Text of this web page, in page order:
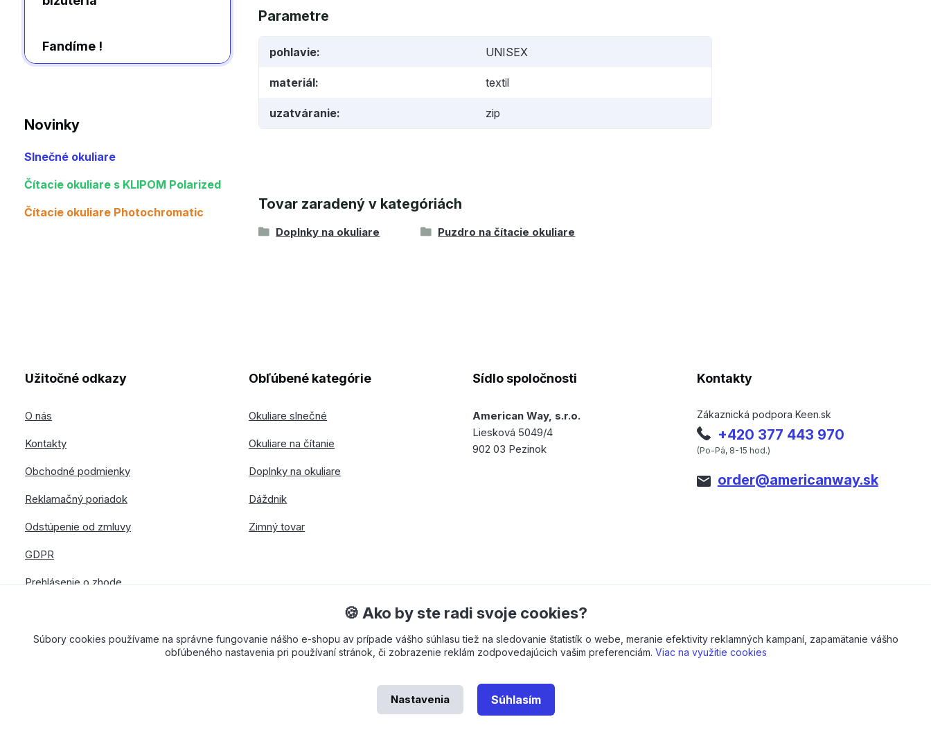
Fandíme !
Novinky
Slnečné okuliare
Čítacie okuliare s KLIPOM Polarized
Čítacie okuliare Photochromatic
Parametre
pohlavie UNISEX
materiál textil
uzatváranie zip
Tovar zaradený v kategóriách
Doplnky na okuliare Puzdro na čítacie okuliare
Užitočné odkazy
O nás
Kontakty
Obchodné podmienky
Reklamačný poriadok
Odstúpenie od zmluvy
GDPR
Prehlásenie o zhode
Obľúbené kategórie
Okuliare slnečné
Okuliare na čítanie
Doplnky na okuliare
Dáždnik
Zimný tovar
Sídlo spoločnosti
American Way, s.r.o.
Liesková 5049/4
902 03 Pezinok
Kontakty
Zákaznická podpora Keen.sk
+420 377 443 970
(Po-Pá, 8-15 hod.)
order@americanway.sk
🍪 Ako by ste radi svoje cookies?
Súbory cookies používame na správne fungovanie nášho e-shopu av prípade vášho súhlasu tiež na sledovanie štatistík o webe, meranie efektivity reklamných kampaní, zapamätanie vášho
obľúbeného nastavenia pri používaní stránok, či zobrazenie reklám zodpovedajúcich vašim preferenciám. Viac na využitie cookies
Nastavenia Súhlasím